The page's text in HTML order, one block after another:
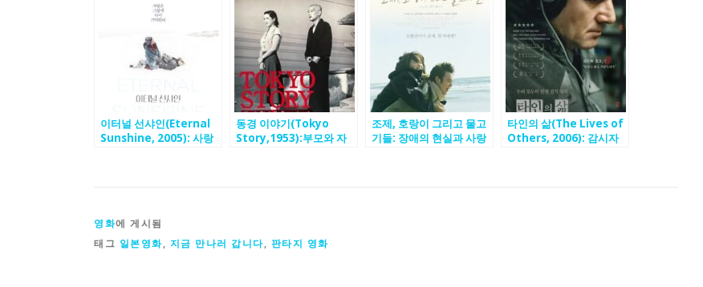
이터널 선샤인(Eternal
Sunshine, 2005): 사랑
동경 이야기(Tokyo
Story,1953):부모와 자
조제, 호랑이 그리고 물고
기들: 장애의 현실과 사랑
타인의 삶(The Lives of
Others, 2006): 감시자
영화에 게시됨
태그 일본영화, 지금 만나러 갑니다, 판타지 영화